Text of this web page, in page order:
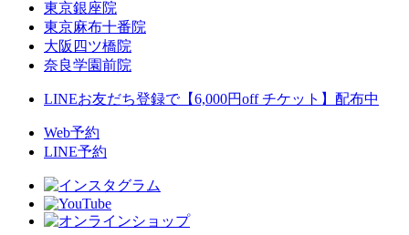
東京銀座院
東京麻布十番院
大阪四ツ橋院
奈良学園前院
LINEお友だち登録で【6,000円off チケット】配布中
Web予約
LINE予約